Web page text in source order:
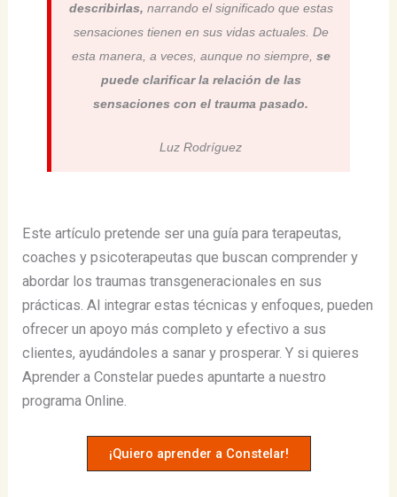
describirlas, narrando el significado que estas
sensaciones tienen en sus vidas actuales. De
esta manera, a veces, aunque no siempre, se
puede clarificar la relación de las
sensaciones con el trauma pasado.
Luz Rodríguez
Este artículo pretende ser una guía para terapeutas,
coaches y psicoterapeutas que buscan comprender y
abordar los traumas transgeneracionales en sus
prácticas. Al integrar estas técnicas y enfoques, pueden
ofrecer un apoyo más completo y efectivo a sus
clientes, ayudándoles a sanar y prosperar. Y si quieres
Aprender a Constelar puedes apuntarte a nuestro
programa Online.
¡Quiero aprender a Constelar!